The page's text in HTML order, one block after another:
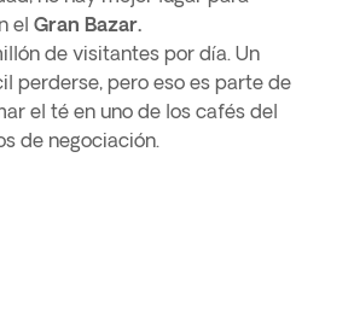
el Gran Bazar.
de visitantes por día. Un
perderse, pero eso es parte de
el té en uno de los cafés del
de negociación.